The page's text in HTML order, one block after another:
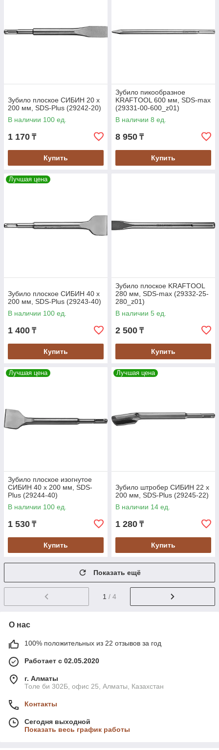
Зубило плоское СИБИН 20 x
200 мм, SDS-Plus (29242-20)
В наличии 100 ед.
1 170 ₸
Купить
Зубило пикообразное
KRAFTOOL 600 мм, SDS-max
(29331-00-600_z01)
В наличии 8 ед.
8 950 ₸
Купить
Лучшая цена
Зубило плоское СИБИН 40 x
200 мм, SDS-Plus (29243-40)
В наличии 100 ед.
1 400 ₸
Купить
Зубило плоское KRAFTOOL
280 мм, SDS-max (29332-25-
280_z01)
В наличии 5 ед.
2 500 ₸
Купить
Лучшая цена
Зубило плоское изогнутое
СИБИН 40 x 200 мм, SDS-
Plus (29244-40)
В наличии 100 ед.
1 530 ₸
Купить
Лучшая цена
Зубило штробер СИБИН 22 x
200 мм, SDS-Plus (29245-22)
В наличии 14 ед.
1 280 ₸
Купить
Показать ещё
1 / 4
О нас
100% положительных из 22 отзывов за год
Работает с 02.05.2020
г. Алматы
Толе би 302Б, офис 25, Алматы, Казахстан
Контакты
Сегодня выходной
Показать весь график работы